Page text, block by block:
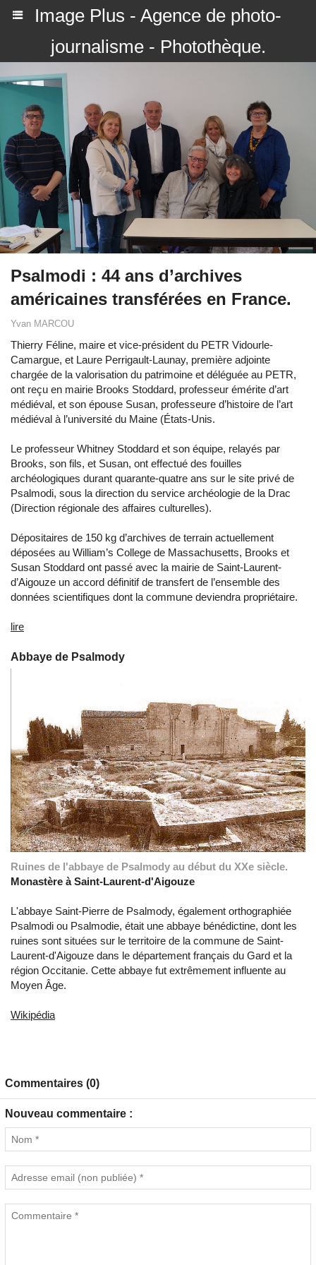
Image Plus - Agence de photo-
journalisme - Photothèque.
Psalmodi : 44 ans d’archives
américaines transférées en France.
Yvan MARCOU
Thierry Féline, maire et vice-président du PETR Vidourle-
Camargue, et Laure Perrigault-Launay, première adjointe
chargée de la valorisation du patrimoine et déléguée au PETR,
ont reçu en mairie Brooks Stoddard, professeur émérite d’art
médiéval, et son épouse Susan, professeure d’histoire de l’art
médiéval à l’université du Maine (États-Unis.
Le professeur Whitney Stoddard et son équipe, relayés par
Brooks, son fils, et Susan, ont effectué des fouilles
archéologiques durant quarante-quatre ans sur le site privé de
Psalmodi, sous la direction du service archéologie de la Drac
(Direction régionale des affaires culturelles).
Dépositaires de 150 kg d’archives de terrain actuellement
déposées au William’s College de Massachusetts, Brooks et
Susan Stoddard ont passé avec la mairie de Saint-Laurent-
d’Aigouze un accord définitif de transfert de l’ensemble des
données scientifiques dont la commune deviendra propriétaire.
lire
Abbaye de Psalmody
Ruines de l'abbaye de Psalmody au début du XXe siècle.
Monastère à Saint-Laurent-d'Aigouze
L'abbaye Saint-Pierre de Psalmody, également orthographiée
Psalmodi ou Psalmodie, était une abbaye bénédictine, dont les
ruines sont situées sur le territoire de la commune de Saint-
Laurent-d'Aigouze dans le département français du Gard et la
région Occitanie. Cette abbaye fut extrêmement influente au
Moyen Âge.
Wikipédia
Commentaires (0)
Nouveau commentaire :